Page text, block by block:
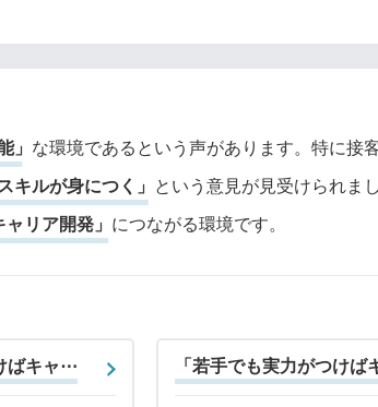
」 な環境であるという声があります。特に接
キルが身につく」 という意見が見受けられま
ャリア開発」 につながる環境です。
ばキャ⋯ 「若手でも実力がつけば